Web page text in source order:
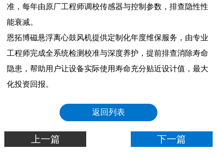
准，每年由原厂工程师调校传感器与控制参数，排查隐性性
能衰减。
恩拓博磁悬浮离心鼓风机提供定制化年度维保服务，由专业
工程师完成全系统检测校准与深度养护，提前排查消除寿命
隐患，帮助用户让设备实际使用寿命充分贴近设计值，最大
化投资回报。
返回列表
上一篇 下一篇